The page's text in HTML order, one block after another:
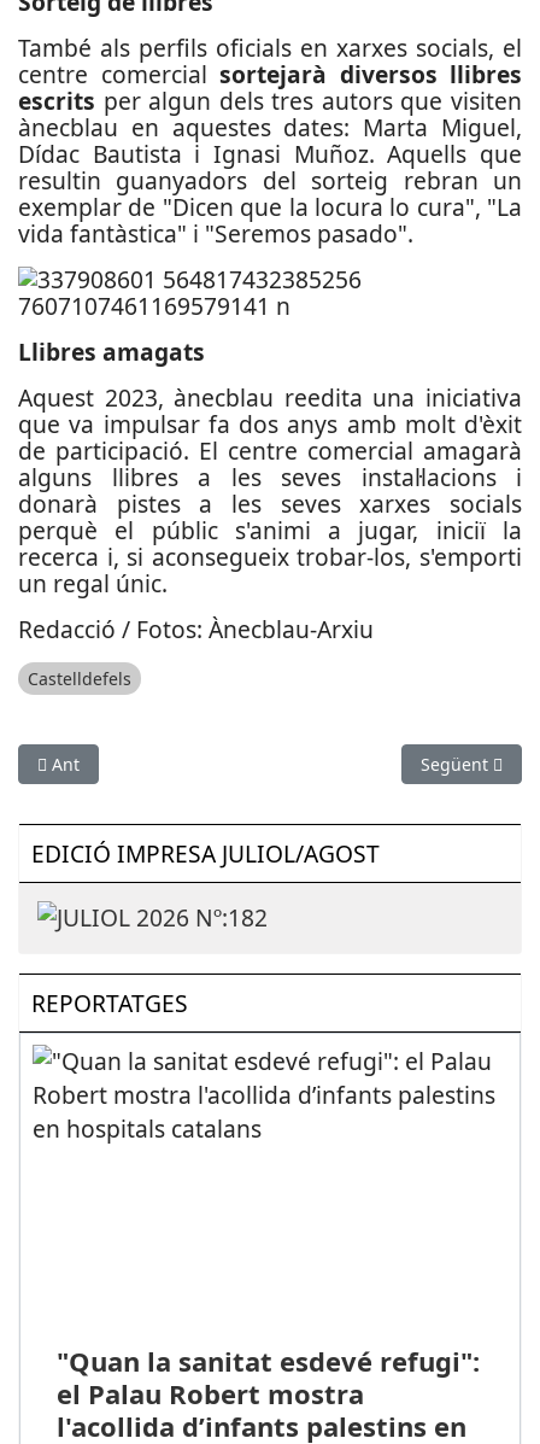
També als perfils oficials en xarxes socials, el
centre comercial sortejarà diversos llibres
escrits per algun dels tres autors que visiten
ànecblau en aquestes dates: Marta Miguel,
Dídac Bautista i Ignasi Muñoz. Aquells que
resultin guanyadors del sorteig rebran un
exemplar de "Dicen que la locura lo cura", "La
vida fantàstica" i "Seremos pasado".
Llibres amagats
Aquest 2023, ànecblau reedita una iniciativa
que va impulsar fa dos anys amb molt d'èxit
de participació. El centre comercial amagarà
alguns llibres a les seves instal·lacions i
donarà pistes a les seves xarxes socials
perquè el públic s'animi a jugar, iniciï la
recerca i, si aconsegueix trobar-los, s'emporti
un regal únic.
Redacció / Fotos: Ànecblau-Arxiu
Castelldefels
Article anterior: Garanteixen el desdoblament de les vies de
Ant Article
Següent
EDICIÓ IMPRESA JULIOL/AGOST
REPORTATGES
"Quan la sanitat esdevé refugi":
el Palau Robert mostra
l'acollida d’infants palestins en